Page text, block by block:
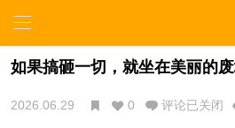
如果搞砸一切，就坐在美丽的
2026.06.29 0 评论已关闭